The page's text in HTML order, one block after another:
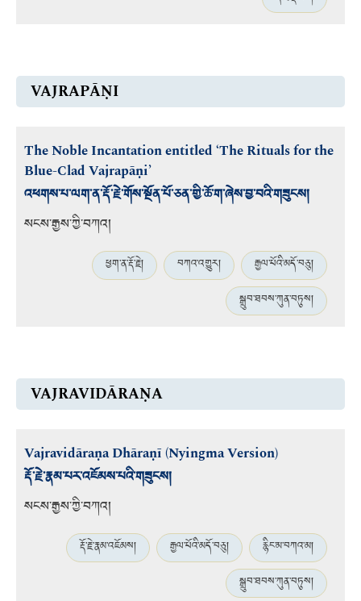
VAJRAPĀṆI
The Noble Incantation entitled ‘The Rituals for the
Blue-Clad Vajrapāṇi’
འཕགས་པ་ལག་ན་རྡོ་རྗེ་གོས་སྔོན་པོ་ཅན་གྱི་ཆོ་ག་ཞེས་བྱ་བའི་གཟུངས།
སངས་རྒྱས་ཀྱི་བཀའ།
ཕྱག་ན་རྡོ་རྗེ། བཀའ་འགྱུར།
རྒྱལ་པོའི་མདོ་བཅུ།
སྒྲུབ་ཐབས་ཀུན་བཏུས།
VAJRAVIDĀRAṆA
Vajravidāraṇa Dhāraṇī (Nyingma Version)
རྡོ་རྗེ་རྣམ་པར་འཇོམས་པའི་གཟུངས།
སངས་རྒྱས་ཀྱི་བཀའ།
རྡོ་རྗེ་རྣམ་འཇོམས། རྒྱལ་པོའི་མདོ་བཅུ།
རྙིང་མ་བཀའ་མ།
སྒྲུབ་ཐབས་ཀུན་བཏུས།